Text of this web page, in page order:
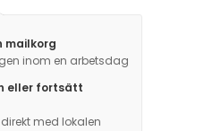
mailkorg
inom en arbetsdag
eller fortsätt
med lokalen